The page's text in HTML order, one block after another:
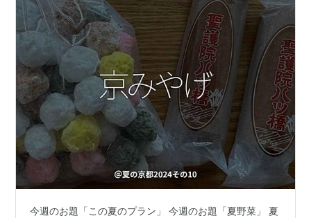
今週のお題「この夏のプラン」 今週のお題「夏野菜」 夏